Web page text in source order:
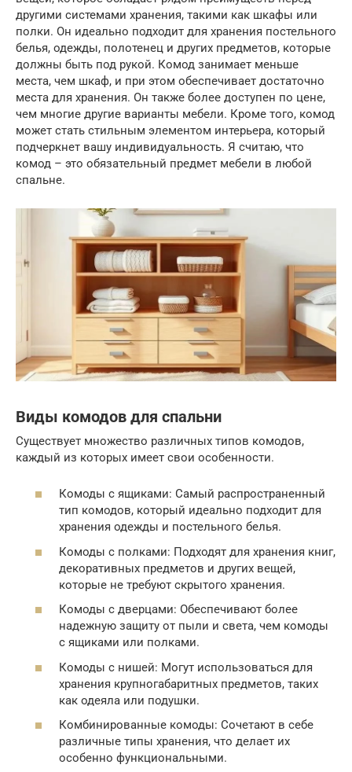
другими системами хранения, такими как шкафы или
полки. Он идеально подходит для хранения постельного
белья, одежды, полотенец и других предметов, которые
должны быть под рукой. Комод занимает меньше
места, чем шкаф, и при этом обеспечивает достаточно
места для хранения. Он также более доступен по цене,
чем многие другие варианты мебели. Кроме того, комод
может стать стильным элементом интерьера, который
подчеркнет вашу индивидуальность. Я считаю, что
комод – это обязательный предмет мебели в любой
спальне.
Виды комодов для спальни
Существует множество различных типов комодов,
каждый из которых имеет свои особенности.
Комоды с ящиками: Самый распространенный
тип комодов, который идеально подходит для
хранения одежды и постельного белья.
Комоды с полками: Подходят для хранения книг,
декоративных предметов и других вещей,
которые не требуют скрытого хранения.
Комоды с дверцами: Обеспечивают более
надежную защиту от пыли и света, чем комоды
с ящиками или полками.
Комоды с нишей: Могут использоваться для
хранения крупногабаритных предметов, таких
как одеяла или подушки.
Комбинированные комоды: Сочетают в себе
различные типы хранения, что делает их
особенно функциональными.